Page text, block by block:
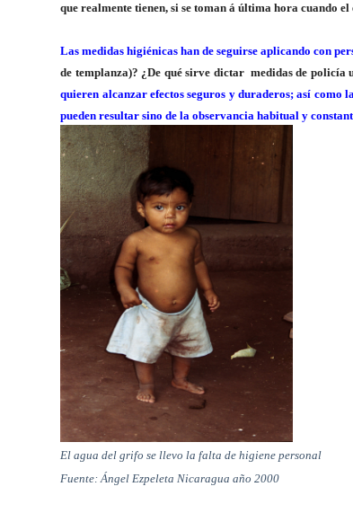
que realmente tienen, si se toman á última hora cuando
Las medidas higiénicas han de seguirse aplicando con
de templanza)? ¿De qué sirve dictar medidas de policía
quieren alcanzar efectos seguros y duraderos; así
pueden resultar sino de la observancia habitual y
El agua del grifo se llevo la falta de higiene personal
Fuente: Ángel Ezpeleta Nicaragua año 2000